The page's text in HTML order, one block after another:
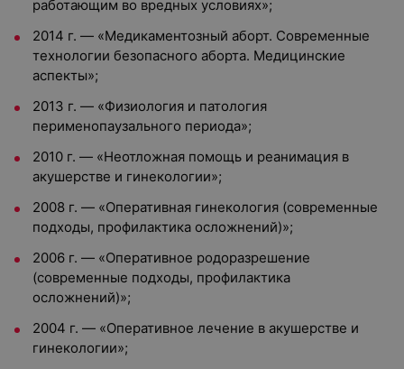
работающим во вредных условиях»;
2014 г. — «Медикаментозный аборт. Современные
технологии безопасного аборта. Медицинские
аспекты»;
2013 г. — «Физиология и патология
перименопаузального периода»;
2010 г. — «Неотложная помощь и реанимация в
акушерстве и гинекологии»;
2008 г. — «Оперативная гинекология (современные
подходы, профилактика осложнений)»;
2006 г. — «Оперативное родоразрешение
(современные подходы, профилактика
осложнений)»;
2004 г. — «Оперативное лечение в акушерстве и
гинекологии»;